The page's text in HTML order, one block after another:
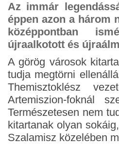
Az immár
éppen azon a három
középpontban
újraalkotott és
A görög városok
tudja megtörni
Themisztoklész
Artemiszion-foknál
Természetesen nem
kitartanak olyan
Szalamisz közelében